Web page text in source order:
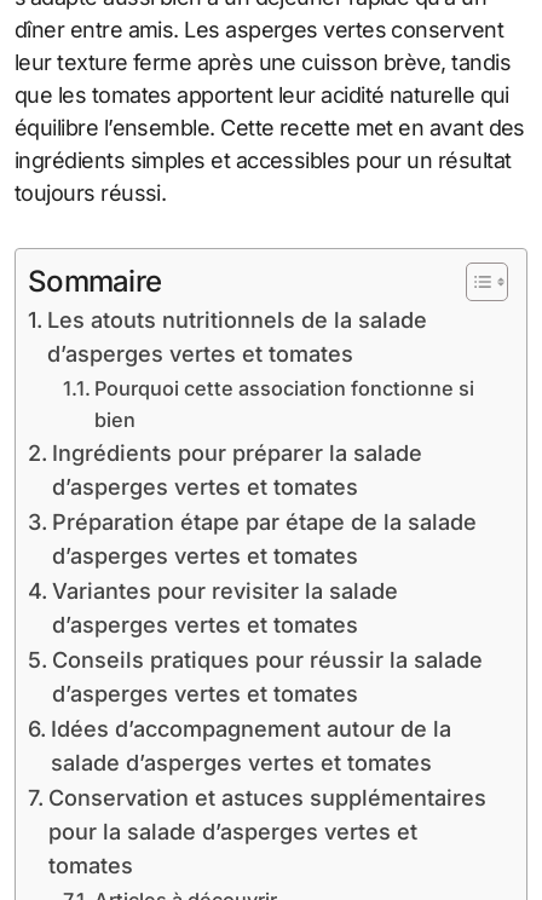
dîner entre amis. Les asperges vertes conservent
leur texture ferme après une cuisson brève, tandis
que les tomates apportent leur acidité naturelle qui
équilibre l’ensemble. Cette recette met en avant des
ingrédients simples et accessibles pour un résultat
toujours réussi.
Sommaire
Les atouts nutritionnels de la salade
d’asperges vertes et tomates
Pourquoi cette association fonctionne si
bien
Ingrédients pour préparer la salade
d’asperges vertes et tomates
Préparation étape par étape de la salade
d’asperges vertes et tomates
Variantes pour revisiter la salade
d’asperges vertes et tomates
Conseils pratiques pour réussir la salade
d’asperges vertes et tomates
Idées d’accompagnement autour de la
salade d’asperges vertes et tomates
Conservation et astuces supplémentaires
pour la salade d’asperges vertes et
tomates